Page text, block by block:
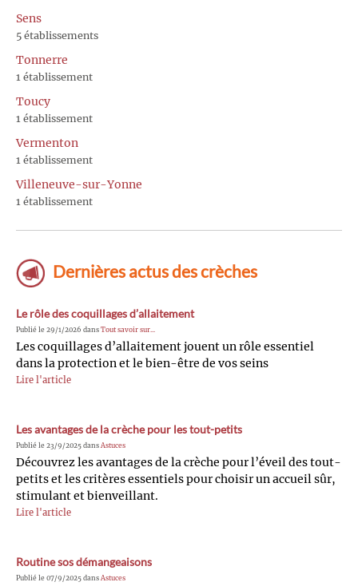
Sens
5 établissements
Tonnerre
1 établissement
Toucy
1 établissement
Vermenton
1 établissement
Villeneuve-sur-Yonne
1 établissement
Dernières actus des crèches
Le rôle des coquillages d’allaitement
Publié le 29/1/2026 dans Tout savoir sur...
Les coquillages d’allaitement jouent un rôle essentiel
dans la protection et le bien-être de vos seins
Lire l'article
Les avantages de la crèche pour les tout-petits
Publié le 23/9/2025 dans Astuces
Découvrez les avantages de la crèche pour l’éveil des tout-
petits et les critères essentiels pour choisir un accueil sûr,
stimulant et bienveillant.
Lire l'article
Routine sos démangeaisons
Publié le 07/9/2025 dans Astuces